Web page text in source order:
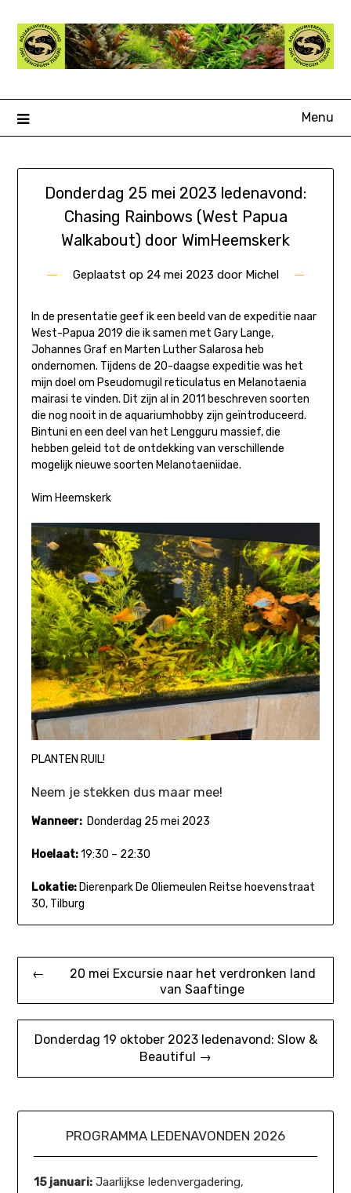
naar
inhoud
Menu
Donderdag 25 mei 2023 ledenavond:
Chasing Rainbows (West Papua
Walkabout) door WimHeemskerk
Geplaatst op 24 mei 2023 door Michel
In de presentatie geef ik een beeld van de expeditie naar
West-Papua 2019 die ik samen met Gary Lange,
Johannes Graf en Marten Luther Salarosa heb
ondernomen. Tijdens de 20-daagse expeditie was het
mijn doel om Pseudomugil reticulatus en Melanotaenia
mairasi te vinden. Dit zijn al in 2011 beschreven soorten
die nog nooit in de aquariumhobby zijn geïntroduceerd.
Bintuni en een deel van het Lengguru massief, die
hebben geleid tot de ontdekking van verschillende
mogelijk nieuwe soorten Melanotaeniidae.
Wim Heemskerk
PLANTEN RUIL!
Neem je stekken dus maar mee!
Wanneer:Donderdag 25 mei 2023
Hoelaat:19:30 – 22:30
Lokatie:Dierenpark De Oliemeulen Reitse hoevenstraat
30, Tilburg
Bericht
← 20 mei Excursie naar het verdronken land
van Saaftinge
Donderdag 19 oktober 2023 ledenavond: Slow &
Beautiful →
PROGRAMMA LEDENAVONDEN 2026
15 januari: Jaarlijkse ledenvergadering,